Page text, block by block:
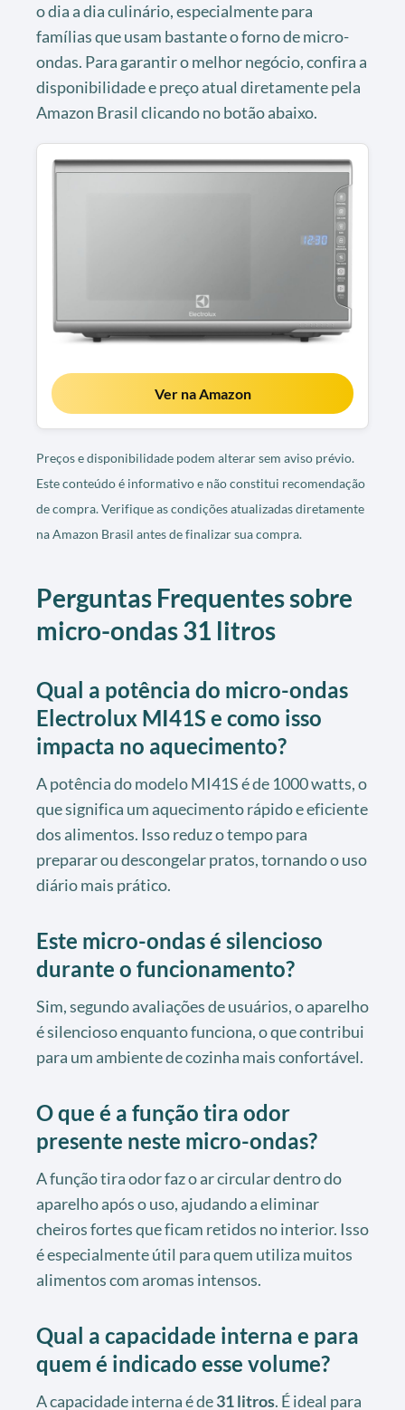
o dia a dia culinário, especialmente para
famílias que usam bastante o forno de micro-
ondas. Para garantir o melhor negócio, confira a
disponibilidade e preço atual diretamente pela
Amazon Brasil clicando no botão abaixo.
Ver na Amazon
Preços e disponibilidade podem alterar sem aviso prévio.
Este conteúdo é informativo e não constitui recomendação
de compra. Verifique as condições atualizadas diretamente
na Amazon Brasil antes de finalizar sua compra.
Perguntas Frequentes sobre
micro-ondas 31 litros
Qual a potência do micro-ondas
Electrolux MI41S e como isso
impacta no aquecimento?
A potência do modelo MI41S é de 1000 watts, o
que significa um aquecimento rápido e eficiente
dos alimentos. Isso reduz o tempo para
preparar ou descongelar pratos, tornando o uso
diário mais prático.
Este micro-ondas é silencioso
durante o funcionamento?
Sim, segundo avaliações de usuários, o aparelho
é silencioso enquanto funciona, o que contribui
para um ambiente de cozinha mais confortável.
O que é a função tira odor
presente neste micro-ondas?
A função tira odor faz o ar circular dentro do
aparelho após o uso, ajudando a eliminar
cheiros fortes que ficam retidos no interior. Isso
é especialmente útil para quem utiliza muitos
alimentos com aromas intensos.
Qual a capacidade interna e para
quem é indicado esse volume?
A capacidade interna é de31 litros. É ideal para